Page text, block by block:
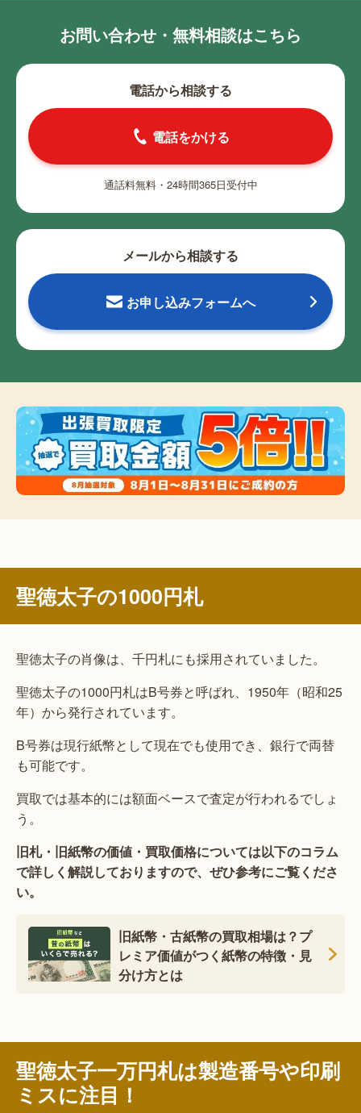
お問い合わせ・無料相談はこちら
電話から相談する
電話をかける
通話料無料・24時間365日受付中
メールから相談する
お申し込みフォームへ
聖徳太子の1000円札
聖徳太子の肖像は、千円札にも採用されていました。
聖徳太子の1000円札はB号券と呼ばれ、1950年（昭和25
年）から発行されています。
B号券は現行紙幣として現在でも使用でき、銀行で両替
も可能です。
買取では基本的には額面ベースで査定が行われるでしょ
う。
旧札・旧紙幣の価値・買取価格については以下のコラム
で詳しく解説しておりますので、ぜひ参考にご覧くださ
い。
旧紙幣・古紙幣の買取相場は？プ
レミア価値がつく紙幣の特徴・見
分け方とは
聖徳太子一万円札は製造番号や印刷
ミスに注目！